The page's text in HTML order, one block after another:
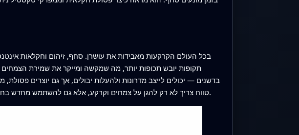
בכל העולם הקרקעות מאבידות את עושרן. סחף, זיהום וחקלאות
תקופות יובש תכופות יותר, מה שמקשה ומייקר את שמירת הצמחים
בדשנים — יכולים לייצב מדרונות ולהעלות יבולים, אך גם יוצרים
טווח צריך לא רק להגן על צמחים וקרקע, אלא גם להשתמש מחדש בחומרי פסולת ולהשתלב בכלכלה מעגלית שבה משאבים נשמרים בשימוש במקום להשליך אותם.